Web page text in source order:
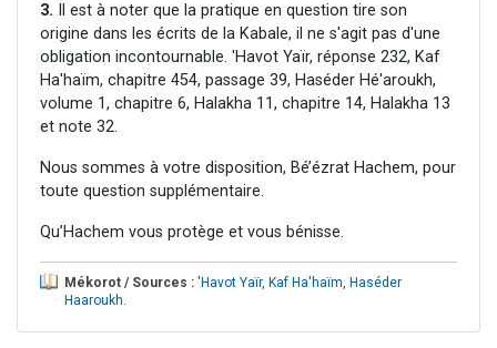
3. Il est à noter que la pratique en question tire son
origine dans les écrits de la Kabale, il ne s'agit pas d'une
obligation incontournable. 'Havot Yaïr, réponse 232, Kaf
Ha'haïm, chapitre 454, passage 39, Haséder Hé'aroukh,
volume 1, chapitre 6, Halakha 11, chapitre 14, Halakha 13
et note 32.
Nous sommes à votre disposition, Bé’ézrat Hachem, pour
toute question supplémentaire.
Qu’Hachem vous protège et vous bénisse.
Mékorot / Sources : 'Havot Yaïr, Kaf Ha'haïm, Haséder
Haaroukh.